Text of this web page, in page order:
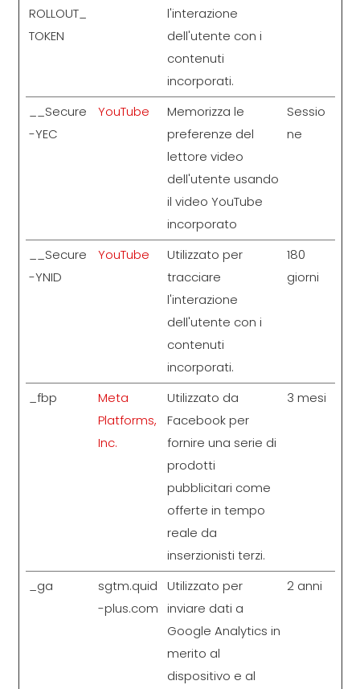
ROLLOUT_
TOKEN
l'interazione
dell'utente con i
contenuti
incorporati.
__Secure
-YEC
YouTube
Memorizza le
preferenze del
lettore video
dell'utente usando
il video YouTube
incorporato
Sessio
ne
__Secure
-YNID
YouTube
Utilizzato per
tracciare
l'interazione
dell'utente con i
contenuti
incorporati.
180
giorni
_fbp
Meta
Platforms,
Inc.
Utilizzato da
Facebook per
fornire una serie di
prodotti
pubblicitari come
offerte in tempo
reale da
inserzionisti terzi.
3 mesi
_ga
sgtm.quid
-plus.com
Utilizzato per
inviare dati a
Google Analytics in
merito al
dispositivo e al
2 anni